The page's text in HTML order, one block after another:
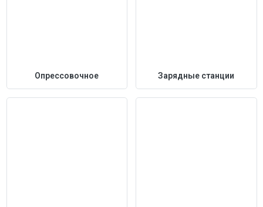
Опрессовочное Зарядные станции